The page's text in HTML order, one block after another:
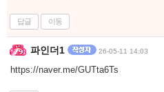
답글 이동
파인더1 26-05-11 14:03
https://naver.me/GUTta6Ts